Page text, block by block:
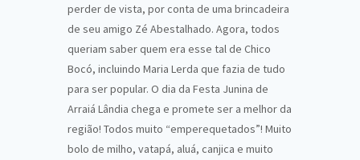
perder de vista, por conta de uma brincadeira
de seu amigo Zé Abestalhado. Agora, todos
queriam saber quem era esse tal de Chico
Bocó, incluindo Maria Lerda que fazia de tudo
para ser popular. O dia da Festa Junina de
Arraiá Lândia chega e promete ser a melhor da
região! Todos muito “emperequetados”! Muito
bolo de milho, vatapá, aluá, canjica e muito